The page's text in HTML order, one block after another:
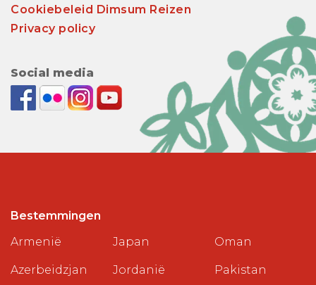
Cookiebeleid Dimsum Reizen
Privacy policy
Social media
Bestemmingen
Armenië
Azerbeidzjan
Japan
Jordanië
Oman
Pakistan